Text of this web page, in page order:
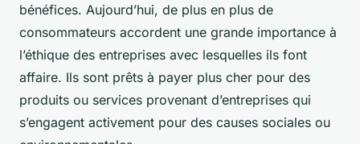
bénéfices. Aujourd’hui, de plus en plus de
consommateurs accordent une grande importance à
l’éthique des entreprises avec lesquelles ils font
affaire. Ils sont prêts à payer plus cher pour des
produits ou services provenant d’entreprises qui
s’engagent activement pour des causes sociales ou